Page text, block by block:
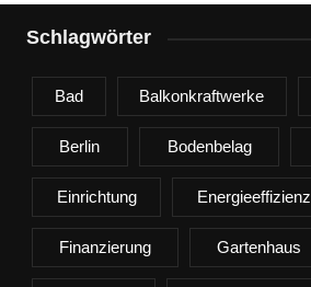
Schlagwörter
Bad Balkonkraftwerke
Berlin Bodenbelag
Einrichtung Energieeffizienz
Finanzierung Gartenhaus